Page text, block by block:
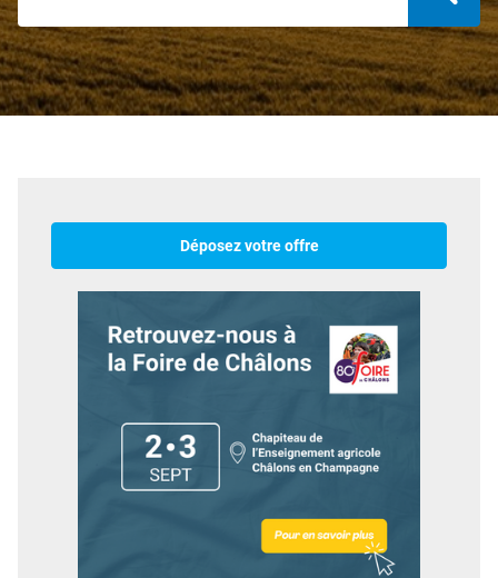
Déposez votre offre